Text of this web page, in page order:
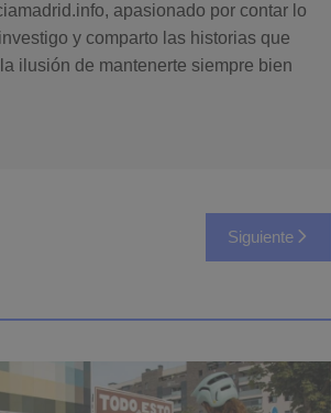
apasionado por contar lo
y comparto las historias que
ilusión de mantenerte siempre bien
Siguiente